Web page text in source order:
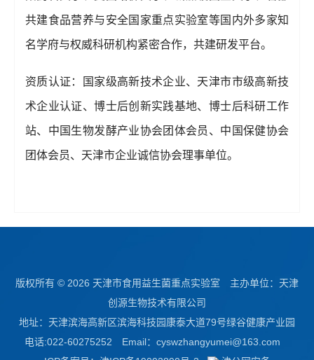
共建食品营养与安全国家重点实验室等国内外多家知
名学府与权威科研机构紧密合作，共建研发平台。
资质认证：国家级高新技术企业、天津市市级高新技
术企业认证、博士后创新实践基地、博士后科研工作
站、中国生物发酵产业协会团体会员、中国保健协会
团体会员、天津市企业诚信协会理事单位。
版权所有 © 2026 天津市食用益生菌重点实验室 主办单位：天津
创源生物技术有限公司
地址：天津滨海高新区滨海科技园康泰大道79号绿谷健康产业园
电话:022-60275252 Email： cyswzhangyumei@163.com